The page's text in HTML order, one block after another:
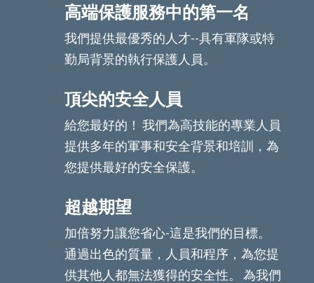
高端保護服務中的第一名
我們提供最優秀的人才--具有軍隊或特
勤局背景的執行保護人員。
頂尖的安全人員
給您最好的！ 我們為高技能的專業人員
提供多年的軍事和安全背景和培訓，為
您提供最好的安全保護。
超越期望
加倍努力讓您省心-這是我們的目標。
通過出色的質量，人員和程序，為您提
供其他人都無法獲得的安全性。 為我們